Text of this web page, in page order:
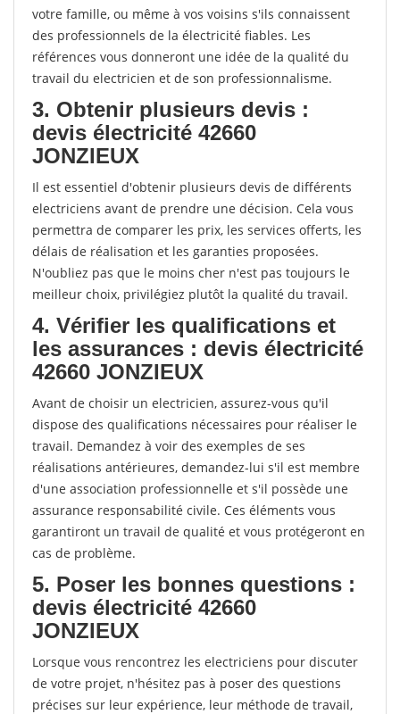
votre famille, ou même à vos voisins s'ils connaissent
des professionnels de la électricité fiables. Les
références vous donneront une idée de la qualité du
travail du electricien et de son professionnalisme.
3. Obtenir plusieurs devis :
devis électricité 42660
JONZIEUX
Il est essentiel d'obtenir plusieurs devis de différents
electriciens avant de prendre une décision. Cela vous
permettra de comparer les prix, les services offerts, les
délais de réalisation et les garanties proposées.
N'oubliez pas que le moins cher n'est pas toujours le
meilleur choix, privilégiez plutôt la qualité du travail.
4. Vérifier les qualifications et
les assurances : devis électricité
42660 JONZIEUX
Avant de choisir un electricien, assurez-vous qu'il
dispose des qualifications nécessaires pour réaliser le
travail. Demandez à voir des exemples de ses
réalisations antérieures, demandez-lui s'il est membre
d'une association professionnelle et s'il possède une
assurance responsabilité civile. Ces éléments vous
garantiront un travail de qualité et vous protégeront en
cas de problème.
5. Poser les bonnes questions :
devis électricité 42660
JONZIEUX
Lorsque vous rencontrez les electriciens pour discuter
de votre projet, n'hésitez pas à poser des questions
précises sur leur expérience, leur méthode de travail,